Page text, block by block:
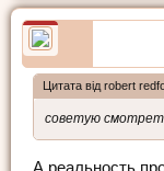
Цитата від robert
советую
А реальность